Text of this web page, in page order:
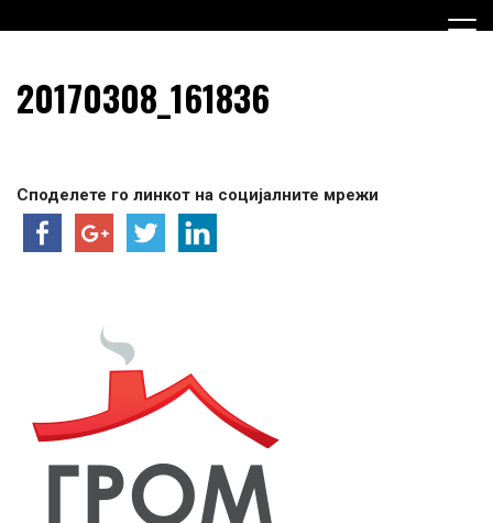
to
Граѓанска Опција за
Македонија
20170308_161836
Споделете го линкот на социјалните мрежи